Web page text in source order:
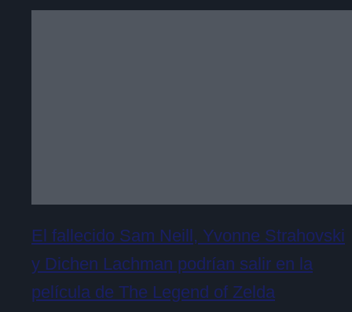
El fallecido Sam Neill, Yvonne Strahovski
y Dichen Lachman podrían salir en la
película de The Legend of Zelda